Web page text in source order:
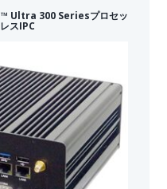
Ultra 300 Seriesプロセッ
スIPC